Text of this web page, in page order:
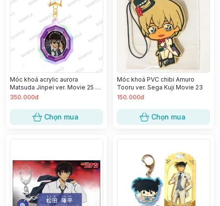
Móc khoá acrylic aurora
Matsuda Jinpei ver. Movie 25 -
Nàng Dâu Halloween
350.000đ
Chọn mua
Móc khoá PVC chibi Amuro
Tooru ver. Sega Kuji Movie 23
150.000đ
Chọn mua